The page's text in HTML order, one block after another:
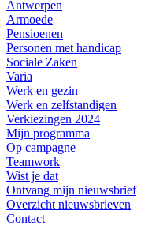
Antwerpen
Armoede
Pensioenen
Personen met handicap
Sociale Zaken
Varia
Werk en gezin
Werk en zelfstandigen
Verkiezingen 2024
Mijn programma
Op campagne
Teamwork
Wist je dat
Ontvang mijn nieuwsbrief
Overzicht nieuwsbrieven
Contact